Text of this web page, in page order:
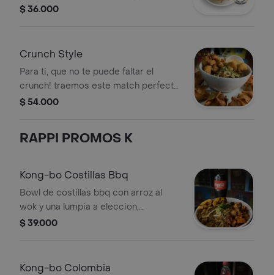
bebida a elegir.
$ 36.000
Crunch Style
Para ti, que no te puede faltar el
crunch! traemos este match perfecto,
que incluye: una entrada de wonton
$ 54.000
RAPPI PROMOS K
Kong-bo Costillas Bbq
Bowl de costillas bbq con arroz al
wok y una lumpia a eleccion,
acompañado de una bebida a
$ 39.000
Kong-bo Colombia